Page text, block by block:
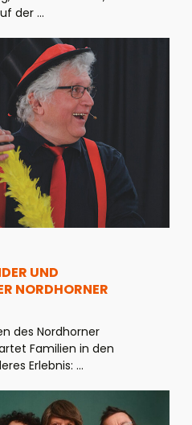
der ...
UND
NORDHORNER K
des Nordhorner
Familien in den
Erlebnis: ...